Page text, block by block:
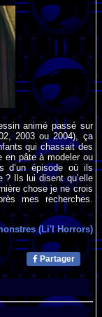
animé passé sur
2003 ou 2004), ça
qui chassait des
en pâte à modeler ou
d’un épisode où ils
? Ils lui disent qu’elle
chose je ne crois
mes recherches.
(Li'l Horrors)
Partager